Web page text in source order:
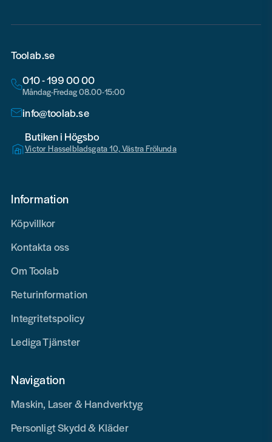
Toolab.se
010 - 199 00 00
Måndag-Fredag 08.00-15:00
info@toolab.se
Butiken i Högsbo
Victor Hasselbladsgata 10, Västra Frölunda
Information
Köpvillkor
Kontakta oss
Om Toolab
Returinformation
Integritetspolicy
Lediga Tjänster
Navigation
Maskin, Laser & Handverktyg
Personligt Skydd & Kläder